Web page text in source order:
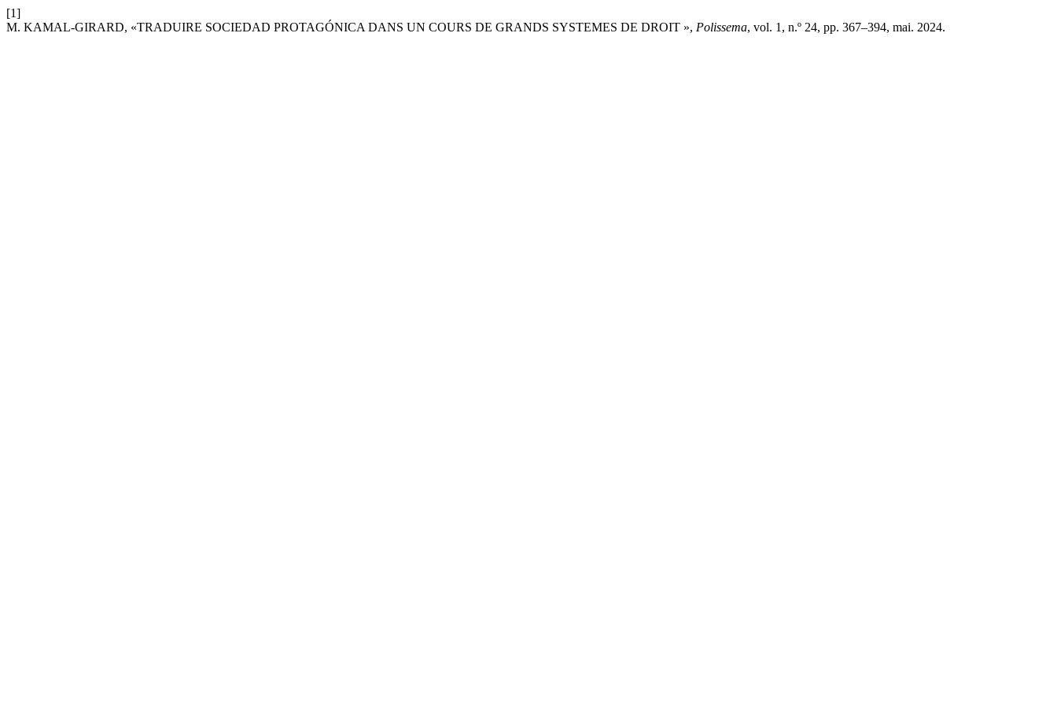
[1]
M. KAMAL-GIRARD, «TRADUIRE SOCIEDAD PROTAGÓNICA DANS UN COURS DE GRANDS SYSTEMES DE DROIT », Polissema, vol. 1, n.º 24, pp. 367–394, mai. 2024.